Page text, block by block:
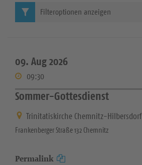
09. Aug 2026
09:30
Sommer-Gottesdienst
Trinitatiskirche Chemnitz-Hilbersdorf
Frankenberger Straße 132 Chemnitz
Permalink
Filteroptionen anzeigen